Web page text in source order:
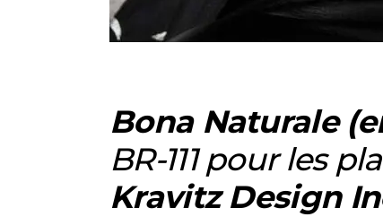
Bona Naturale
BR-111 pour les
Kravitz Design